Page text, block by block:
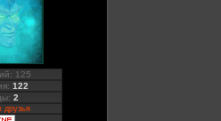
125
122
2
друзья